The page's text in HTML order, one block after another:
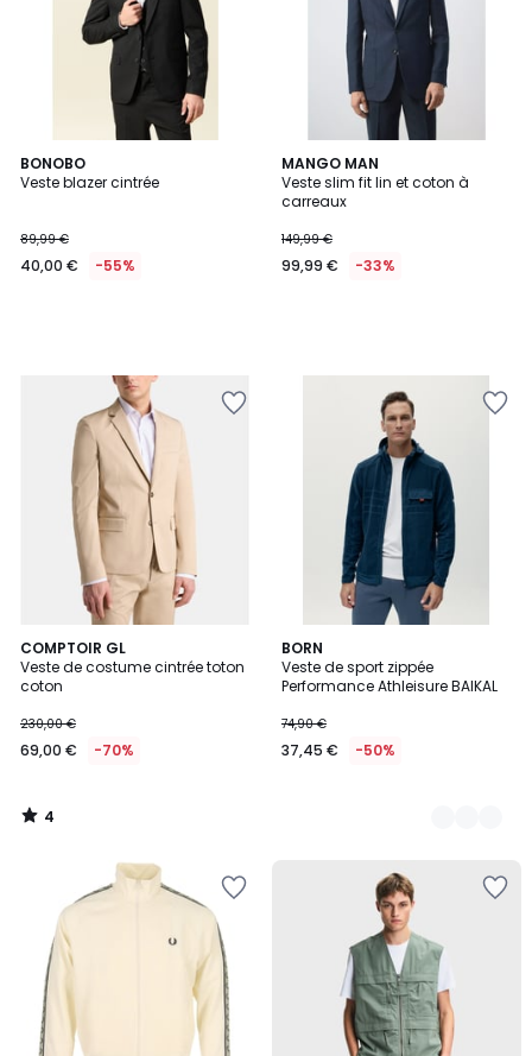
BONOBO
Veste blazer cintrée
89,99 €
40,00 € -55%
MANGO MAN
Veste slim fit lin et coton à
carreaux
149,99 €
99,99 € -33%
COMPTOIR GL
Veste de costume cintrée toton
coton
230,00 €
69,00 € -70%
4
/
5
4
/
BORN
Veste de sport zippée
Performance Athleisure BAIKAL
74,90 €
37,45 € -50%
2
Couleurs